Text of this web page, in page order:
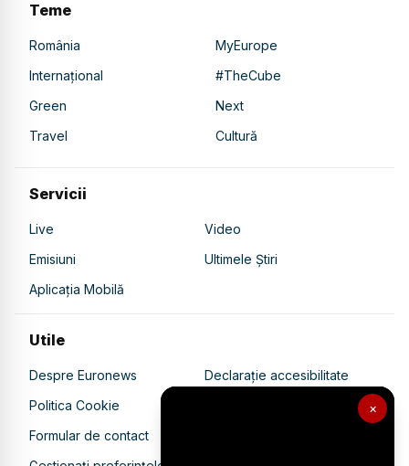
×
Teme
România
MyEurope
Internațional
#TheCube
Green
Next
Travel
Cultură
Servicii
Live
Video
Emisiuni
Ultimele Știri
Aplicația Mobilă
Utile
Despre Euronews
Declarație accesibilitate
Politica Cookie
Politica de confidențialitate
Formular de contact